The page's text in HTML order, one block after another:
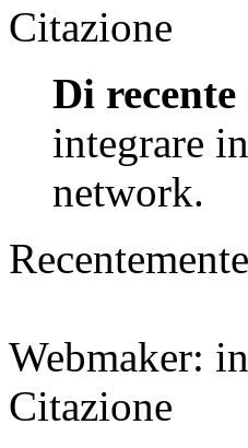
Citazione
Di recente
integrare
network.
Webmaker:
Citazione